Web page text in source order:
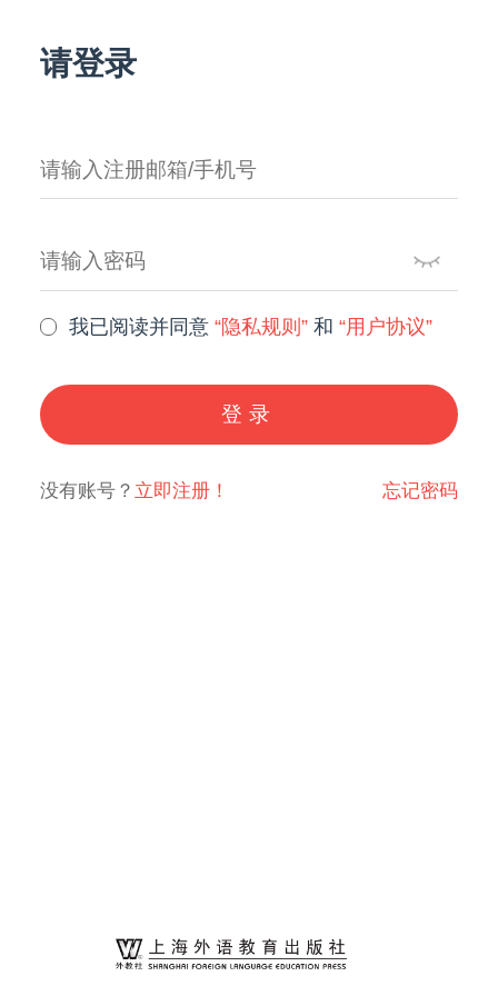
请登录
我已阅读并同意“隐私规则” 和“用户协议”
登录
没有账号？ 立即注册！ 忘记密码